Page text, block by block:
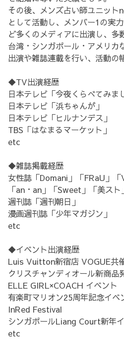
その後、メンズ占い師ユニッ
として活動し、メンバー1の実
ど多くのメディアに出演し、多
台湾・シンガポール・アメリカ
出演や雑誌連載を行い、活動の
◆TV出演経歴
日本テレビ「今夜くらべてみま
日本テレビ「浜ちゃんが」
日本テレビ「ヒルナンデス」
TBS「はなまるマーケット」
etc
◆雑誌掲載経歴
女性誌「Domani」「FRaU」「
「an・an」「Sweet」「美スト
週刊誌「週刊朝日」
漫画週刊誌「少年マガジン」
etc
◆イベント出演経歴
Luis Vuitton新宿店 VOGUE共
クリスチャンディオール新商品
ELLE GIRL×COACH イベント
有楽町マリオン25周年記念イベ
InRed Festival
シンガポールLiang Court新年
etc